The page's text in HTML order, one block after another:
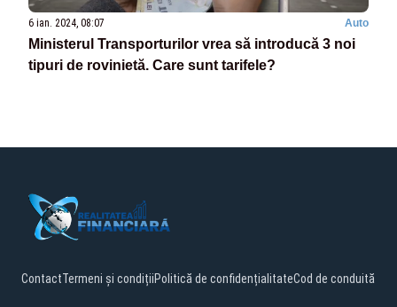
6 ian. 2024, 08:07 Auto
Ministerul Transporturilor vrea să introducă 3 noi
tipuri de rovinietă. Care sunt tarifele?
ContactTermeni și condițiiPolitică de confidențialitateCod de conduită